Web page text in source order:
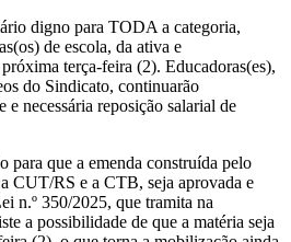
digno para TODA a categoria,
de escola, da ativa e
terça-feira (2). Educadoras(es),
do Sindicato, continuarão
e necessária reposição salarial de
para que a emenda construída pelo
CUT/RS e a CTB, seja aprovada e
n.º 350/2025, que tramita na
a possibilidade de que a matéria seja